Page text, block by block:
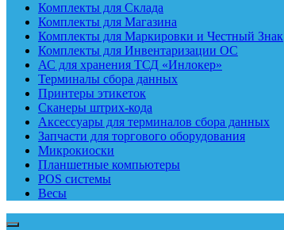
Комплекты для Склада
Комплекты для Магазина
Комплекты для Маркировки и Честный Знак
Комплекты для Инвентаризации ОС
АС для хранения ТСД «Инлокер»
Терминалы сбора данных
Принтеры этикеток
Сканеры штрих-кода
Аксессуары для терминалов сбора данных
Запчасти для торгового оборудования
Микрокиоски
Планшетные компьютеры
POS системы
Весы